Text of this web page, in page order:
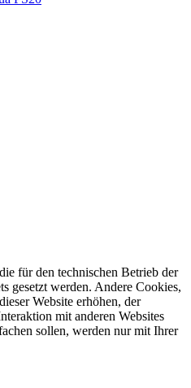
für den technischen Betrieb der
gesetzt werden. Andere Cookies,
Website erhöhen, der
mit anderen Websites
sollen, werden nur mit Ihrer